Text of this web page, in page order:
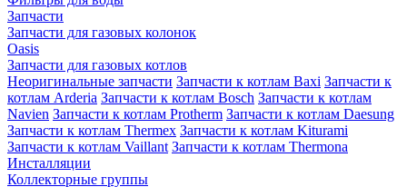
Запчасти
Запчасти для газовых колонок
Oasis
Запчасти для газовых котлов
Неоригинальные запчасти Запчасти к котлам Baxi Запчасти к
котлам Arderia Запчасти к котлам Bosch Запчасти к котлам
Navien Запчасти к котлам Protherm Запчасти к котлам Daesung
Запчасти к котлам Thermex Запчасти к котлам Kiturami
Запчасти к котлам Vaillant Запчасти к котлам Thermona
Инсталляции
Коллекторные группы